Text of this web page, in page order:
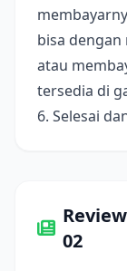
bisa
atau
tersedia di
6. Selesai
02